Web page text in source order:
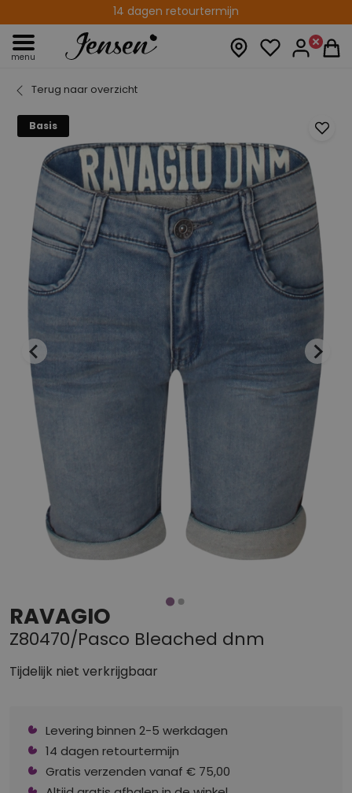
14 dagen retourtermijn
menu
Terug naar overzicht
Basis
RAVAGIO
Z80470/Pasco Bleached dnm
Tijdelijk niet verkrijgbaar
Levering binnen 2-5 werkdagen
14 dagen retourtermijn
Gratis verzenden vanaf € 75,00